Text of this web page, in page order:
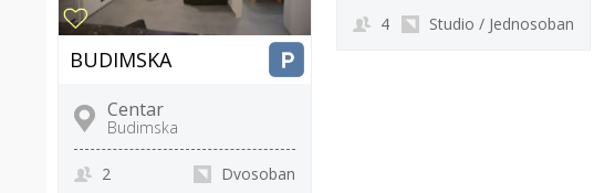
BUDIMSKA
Centar
Budimska
Dvosoban
2
Studio / Jednosoban
4